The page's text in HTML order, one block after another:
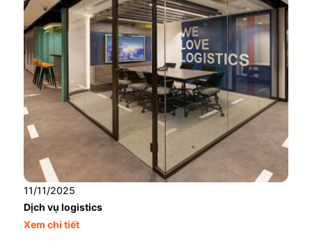
11/11/2025
Dịch vụ logistics
Xem chi tiết